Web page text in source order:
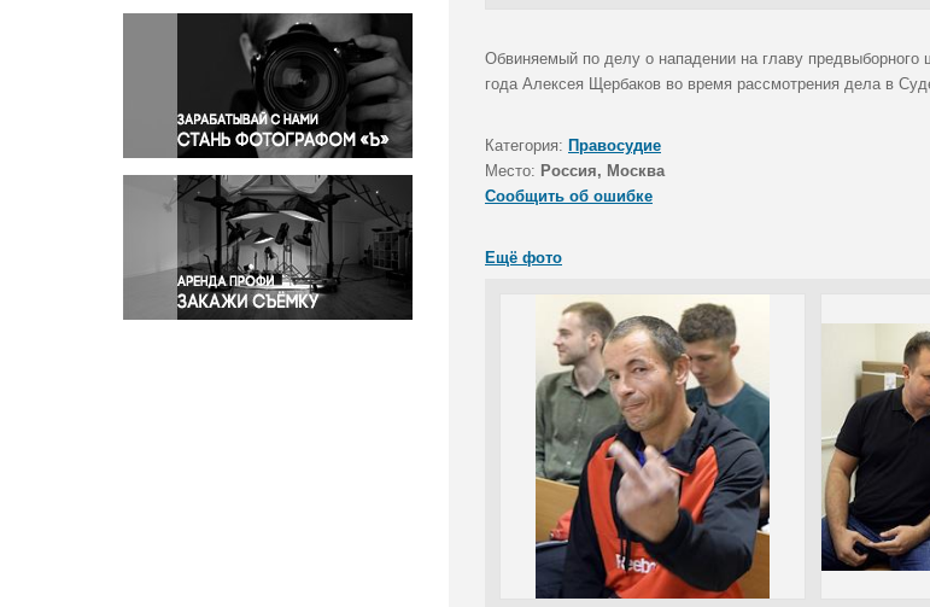
Окружающая среда
Политика
Правосудие
Происшествия и конфликты
Религия
Светская жизнь
Спорт
Экология
Экономика и бизнес
Обвиняемый по делу о нападении на главу предвыборного
года Алексея Щербаков во время рассмотрения дела в
Категория: Правосудие
Место: Россия, Москва
Сообщить об ошибке
Ещё фото